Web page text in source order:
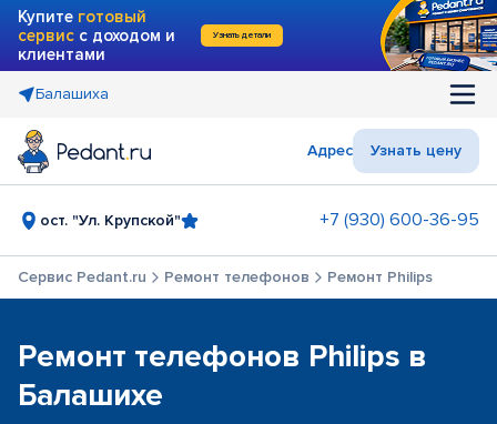
Купите готовый
сервис с доходом и
клиентами
Узнать детали
Балашиха
Адрес Узнать цену
ост. "Ул. Крупской" +7 (930) 600-36-95
Сервис Pedant.ru Ремонт телефонов Ремонт Philips
Ремонт телефонов Philips в
Балашихе